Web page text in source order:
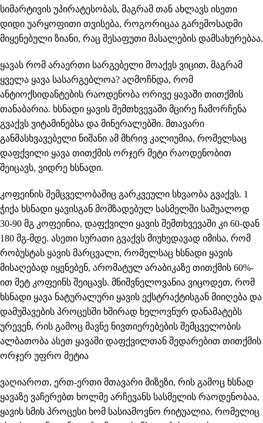
სიმარტივის უპირატესობას, მაგრამ თან ახლავს ისეთი
დიდი უარყოფითი თვისება, როგორიცაა გარემოსადმი
მიყენებული ზიანი, რაც შესაფუთი მასალების დამსახურებაა.
ყავას რომ არაერთი სარგებელი მოაქვს ვიცით, მაგრამ
ყველა ყავა სასარგებლოა? აღმოჩნდა, რომ
ანტიოქსიდანტების რაოდენობა ორივე ყავაში თითქმის
თანაბარია. ხსნადი ყავის შემთხვევაში მცირე ჩამორჩენა
გვაქვს ვიტამინებსა და მინერალებში. მთავარი
განმასხვავებელი ნიშანი ამ მხრივ კალიუმია, რომელსაც
დაფქვილი ყავა თითქმის ორჯერ მეტი რაოდენობით
შეიცავს, ვიდრე ხსნადი.
კოფეინის შემცველობაშიც გარკვეული სხვაობა გვაქვს. 1
ჭიქა ხსნადი ყავისგან მომზადებულ სასმელში საშუალოდ
30-90 მგ კოფეინია, დაფქვილი ყავის შემთხვევაში კი 60-დან
180 მგ-მდე. ასეთი სურათი გვაქვს მიუხედავად იმისა, რომ
რობუსტას ყავის მარცვალი, რომელსაც ხსნადი ყავის
მისაღებად იყენებენ, არომატულ არაბიკაზე თითქმის 60%-
ით მეტ კოფეინს შეიცავს. მნიშვნელოვანია ვიცოდეთ, რომ
ხსნადი ყავა ნატურალური ყავის ექსტრაქტისგან მიიღება და
დამუშავების პროცესში ხშირად ხელოვნურ დანამატებს
ურევენ, რის გამოც მავნე ნივთიერებების შემცველობის
ალბათობა ასეთ ყავაში დაფქვილთან შედარებით თითქმის
ორჯერ უფრო მეტია
ვაღიაროთ, ერთ-ერთი მთავარი მიზეზი, რის გამოც ხსნად
ყავაზე ვაჩერებთ ხოლმე არჩევანს სასმელის რაოდენობაა,
ყავის სმის პროცესი ხომ სასიამოვნო რიტუალია, რომელიც